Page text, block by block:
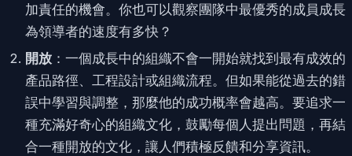
加責任的機會。你也可以觀察團隊中最優秀的成員成長
為領導者的速度有多快？
開放 ：一個成長中的組織不會一開始就找到最有成效的
產品路徑、工程設計或組織流程。但如果能從過去的錯
誤中學習與調整，那麼他的成功概率會越高。要追求一
種充滿好奇心的組織文化，鼓勵每個人提出問題，再結
合一種開放的文化，讓人們積極反饋和分享資訊。